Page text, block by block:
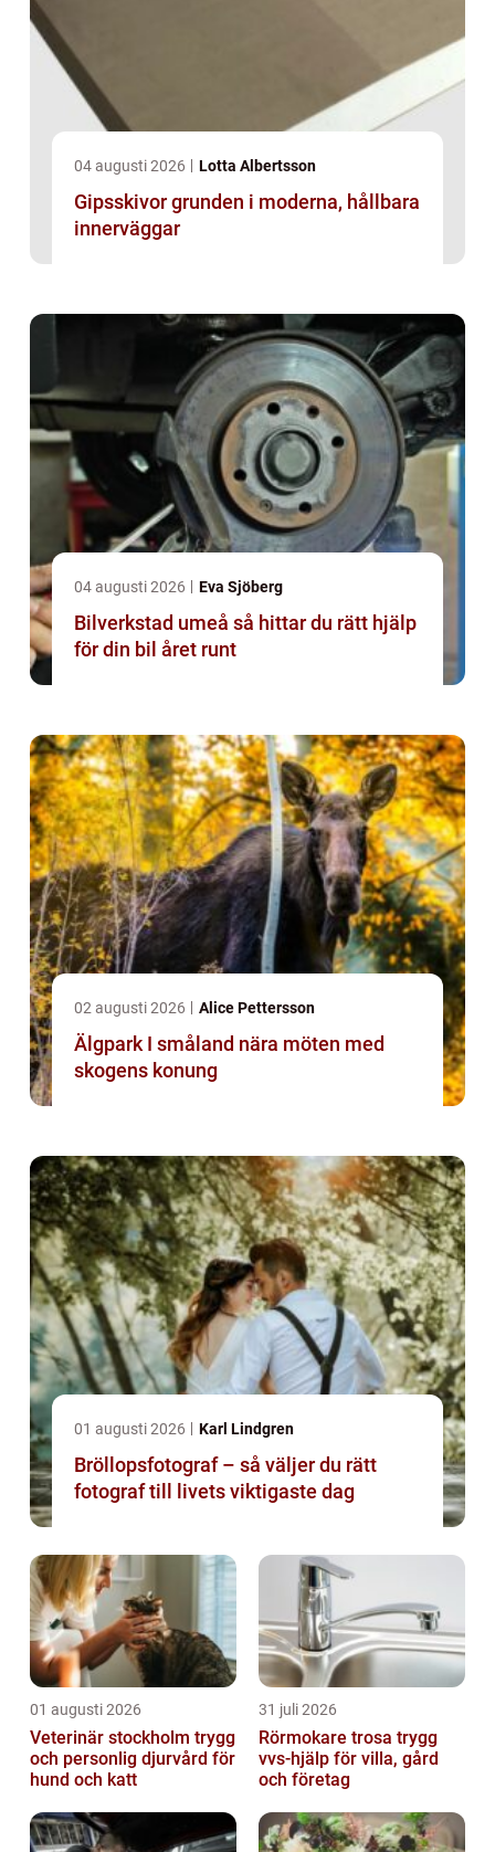
04 augusti 2026 Lotta Albertsson
Gipsskivor grunden i moderna, hållbara
innerväggar
04 augusti 2026 Eva Sjöberg
Bilverkstad umeå så hittar du rätt hjälp
för din bil året runt
02 augusti 2026 Alice Pettersson
Älgpark I småland nära möten med
skogens konung
01 augusti 2026 Karl Lindgren
Bröllopsfotograf – så väljer du rätt
fotograf till livets viktigaste dag
01 augusti 2026
Veterinär stockholm trygg
och personlig djurvård för
hund och katt
31 juli 2026
Rörmokare trosa trygg
vvs-hjälp för villa, gård
och företag